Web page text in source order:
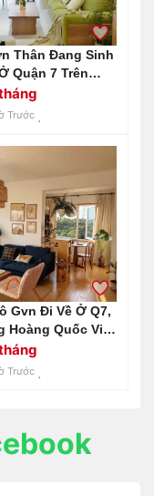
Thân Đang Sinh
Quận 7 Trên
Nguyễn Văn Linh
Giúp Việc Nhà
Con (bao Ăn
Trước
Gvn Đi Về Ở Q7,
Hoàng Quốc Việt
Tân Mỹ -
Trước